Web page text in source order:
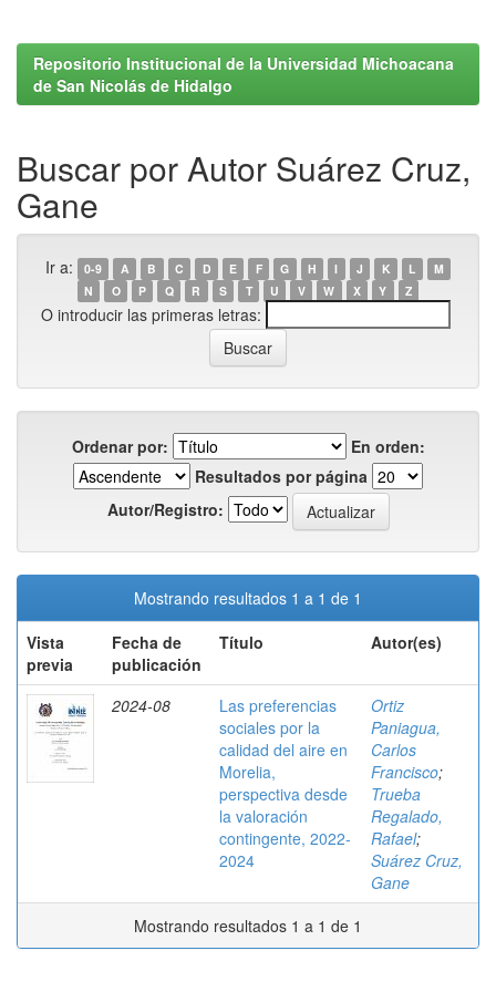
Repositorio Institucional de la Universidad Michoacana
de San Nicolás de Hidalgo
Buscar por Autor Suárez Cruz,
Gane
Ir a: 0-9 A B C D E F G H I J K L
M
N
O P Q R S T U V W X Y Z
O introducir las primeras letras:
Ordenar por:
En orden:
Resultados por página
Autor/Registro:
Mostrando resultados 1 a 1 de 1
Vista
previa
Fecha de
publicación
Título Autor(es)
2024-08
Las preferencias
sociales por la
calidad del aire en
Morelia,
perspectiva desde
la valoración
contingente, 2022-
2024
Ortiz
Paniagua,
Carlos
Francisco;
Trueba
Regalado,
Rafael;
Suárez Cruz,
Gane
Mostrando resultados 1 a 1 de 1